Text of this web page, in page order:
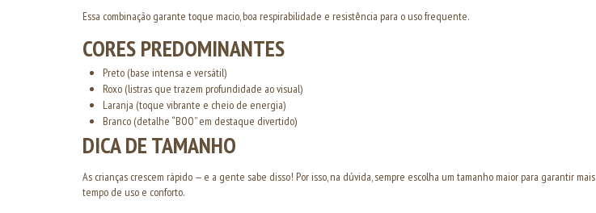
Essa combinação garante toque macio, boa respirabilidade e resistência para o uso frequente.
CORES PREDOMINANTES
Preto (base intensa e versátil)
Roxo (listras que trazem profundidade ao visual)
Laranja (toque vibrante e cheio de energia)
Branco (detalhe “BOO” em destaque divertido)
DICA DE TAMANHO
As crianças crescem rápido — e a gente sabe disso! Por isso, na dúvida, sempre escolha um tamanho maior para garantir mais
tempo de uso e conforto.